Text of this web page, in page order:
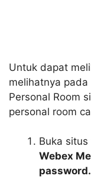
Untuk dapat
melihatnya
Personal Room
personal room
Buka situs
Webex
password.